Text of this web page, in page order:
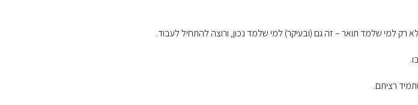
רק למי שלמד תואר – זה גם (ובעיקר) למי שלמד נכון, ורוצה להתחיל לעבוד.
רציתם.